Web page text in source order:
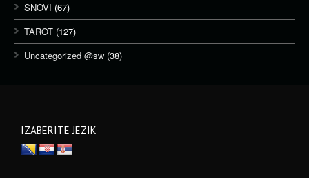
SNOVI (67)
TAROT (127)
Uncategorized @sw (38)
IZABERITE JEZIK